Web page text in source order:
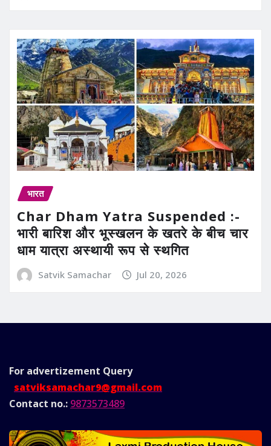
भारत
Char Dham Yatra Suspended :-
भारी बारिश और भूस्खलन के खतरे के बीच चार
धाम यात्रा अस्थायी रूप से स्थगित
Satvik Samachar Jul 20, 2026
For advertizement Query
satviksamachar9@gmail.com
Contact no.: 9873573489